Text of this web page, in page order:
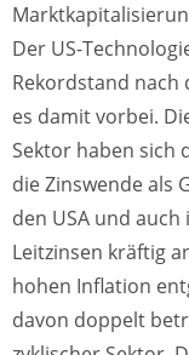
Der US-
Rekordstand nach
es damit vorbei.
Sektor haben sich
die Zinswende als
den USA und
Leitzinsen kräftig
hohen Inflation
davon doppelt